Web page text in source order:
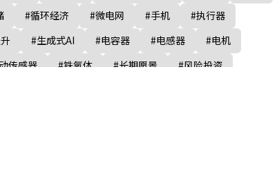
#循环经济 #微电网 #手机
#执行器
#生成式AI #电容器 #电感器
#电机
传感器 #铁氧体 #长期愿景
#风险投资